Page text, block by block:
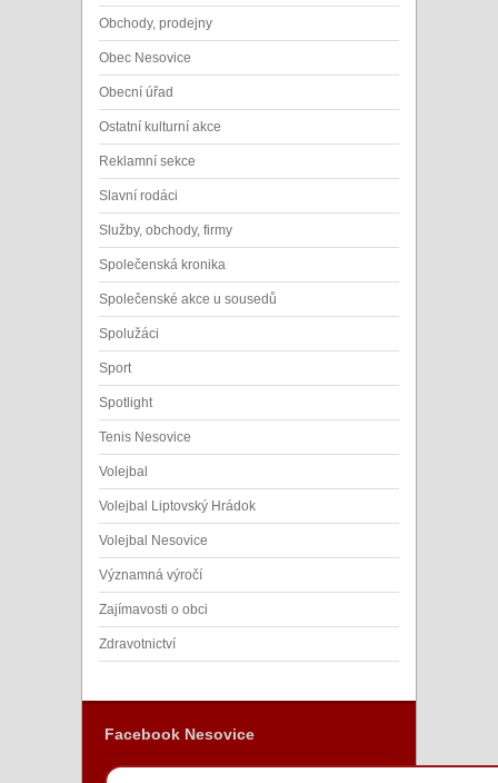
Obchody, prodejny
Obec Nesovice
Obecní úřad
Ostatní kulturní akce
Reklamní sekce
Slavní rodáci
Služby, obchody, firmy
Společenská kronika
Společenské akce u sousedů
Spolužáci
Sport
Spotlight
Tenis Nesovice
Volejbal
Volejbal Liptovský Hrádok
Volejbal Nesovice
Významná výročí
Zajímavosti o obci
Zdravotnictví
Facebook Nesovice